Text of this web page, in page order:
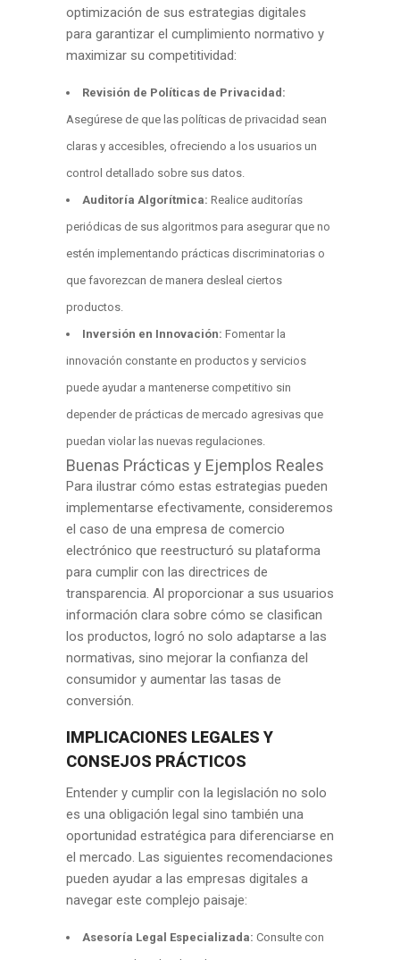
optimización de sus estrategias digitales
para garantizar el cumplimiento normativo y
maximizar su competitividad:
Revisión de Políticas de Privacidad:
Asegúrese de que las políticas de privacidad sean
claras y accesibles, ofreciendo a los usuarios un
control detallado sobre sus datos.
Auditoría Algorítmica: Realice auditorías
periódicas de sus algoritmos para asegurar que no
estén implementando prácticas discriminatorias o
que favorezcan de manera desleal ciertos
productos.
Inversión en Innovación: Fomentar la
innovación constante en productos y servicios
puede ayudar a mantenerse competitivo sin
depender de prácticas de mercado agresivas que
puedan violar las nuevas regulaciones.
Buenas Prácticas y Ejemplos Reales
Para ilustrar cómo estas estrategias pueden
implementarse efectivamente, consideremos
el caso de una empresa de comercio
electrónico que reestructuró su plataforma
para cumplir con las directrices de
transparencia. Al proporcionar a sus usuarios
información clara sobre cómo se clasifican
los productos, logró no solo adaptarse a las
normativas, sino mejorar la confianza del
consumidor y aumentar las tasas de
conversión.
IMPLICACIONES LEGALES Y
CONSEJOS PRÁCTICOS
Entender y cumplir con la legislación no solo
es una obligación legal sino también una
oportunidad estratégica para diferenciarse en
el mercado. Las siguientes recomendaciones
pueden ayudar a las empresas digitales a
navegar este complejo paisaje:
Asesoría Legal Especializada: Consulte con